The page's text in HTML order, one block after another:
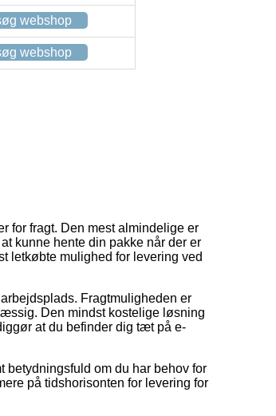
webshop
webshop
for fragt. Den mest almindelige er
kunne hente din pakke når der er
letkøbte mulighed for levering ved
Fragtmuligheden er
Den mindst kostelige løsning
at du befinder dig tæt på e-
betydningsfuld om du har behov for
på tidshorisonten for levering for